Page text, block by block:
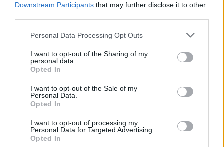
Downstream Participants that may further disclose it to other
Please note that this website/app uses one or more Google
not limited to your visit or usage behaviour. You may click to
grant or deny consent to Google and its third-party tags to
use your data for below specified purposes in below Google
consent section.
Personal Data Processing Opt Outs
I want to opt-out of the Sharing of my
personal data.
Opted In
I want to opt-out of the Sale of my
Personal Data.
Opted In
I want to opt-out of processing my
Personal Data for Targeted Advertising.
Opted In
Continua a leggere
PEOPLE NEWS